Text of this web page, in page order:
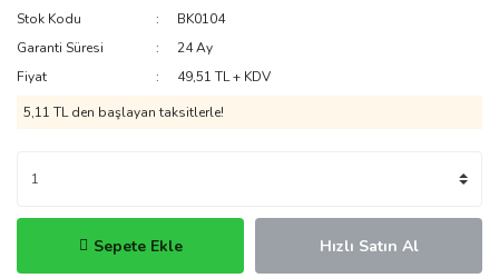
Stok Kodu
BK0104
Garanti Süresi
24 Ay
Fiyat
49,51 TL + KDV
5,11 TL den başlayan taksitlerle!
Sepete Ekle Hızlı Satın Al